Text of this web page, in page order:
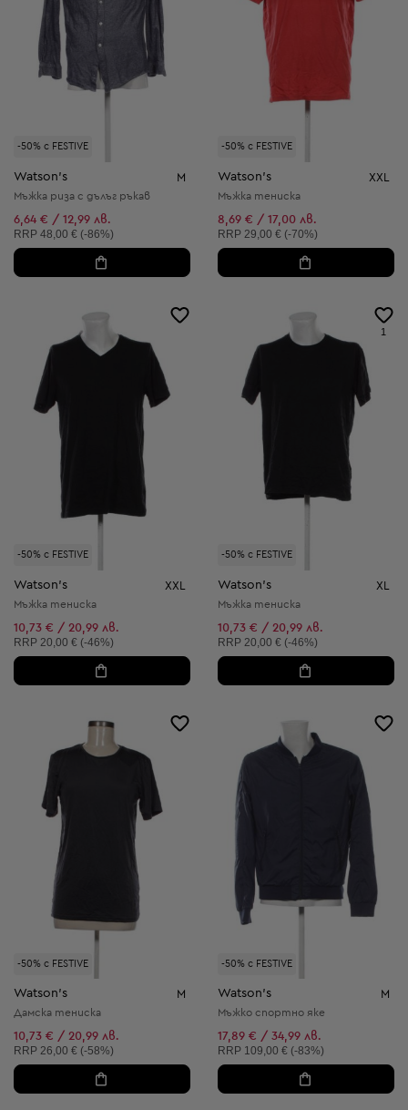
-50% с FESTIVE
Watson's M
Мъжка риза с дълъг ръкав
6,64 € / 12,99 лв.
Препоръчителна цена:
RRP 48,00 € (-86%)
-50% с FESTIVE
Watson's XXL
Мъжка тениска
8,69 € / 17,00 лв.
Препоръчителна цена:
RRP 29,00 € (-70%)
-50% с FESTIVE
Watson's XXL
Мъжка тениска
10,73 € / 20,99 лв.
Препоръчителна цена:
RRP 20,00 € (-46%)
-50% с FESTIVE
1
Watson's XL
Мъжка тениска
10,73 € / 20,99 лв.
Препоръчителна цена:
RRP 20,00 € (-46%)
-50% с FESTIVE
Watson's M
Дамска тениска
10,73 € / 20,99 лв.
Препоръчителна цена:
RRP 26,00 € (-58%)
-50% с FESTIVE
Watson's M
Мъжко спортно яке
17,89 € / 34,99 лв.
Препоръчителна цена:
RRP 109,00 € (-83%)